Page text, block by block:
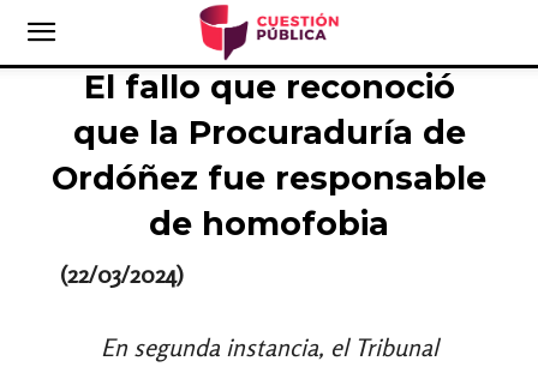
El fallo que reconoció
que la Procuraduría de
Ordóñez fue responsable
de homofobia
(22/03/2024)
En segunda instancia, el Tribunal